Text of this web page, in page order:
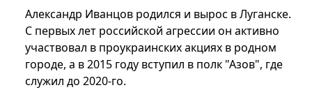
Александр Иванцов родился и вырос в Луганске.
С первых лет российской агрессии он активно
участвовал в проукраинских акциях в родном
городе, а в 2015 году вступил в полк "Азов", где
служил до 2020-го.